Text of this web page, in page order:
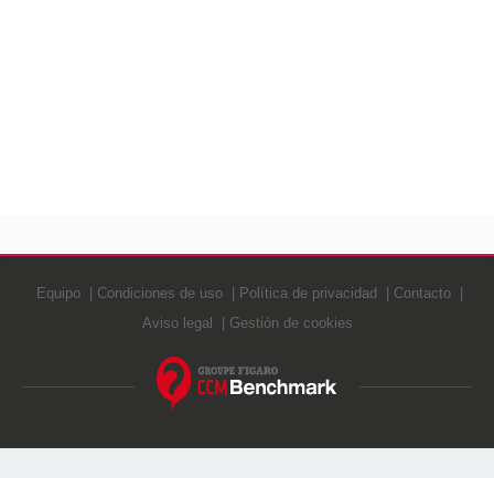
Equipo Condiciones de uso Política de privacidad
Contacto
Aviso legal
Gestión de cookies